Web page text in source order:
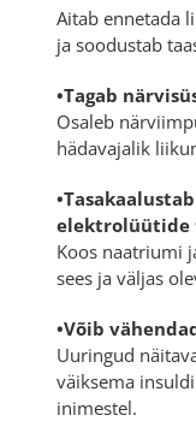
Aitab ennetada
ja soodustab
•Tagab
Osaleb
hädavajalik
elektrolüütide
Koos naatriumi
sees ja väljas
•Võib
Uuringud
väiksema
inimestel.